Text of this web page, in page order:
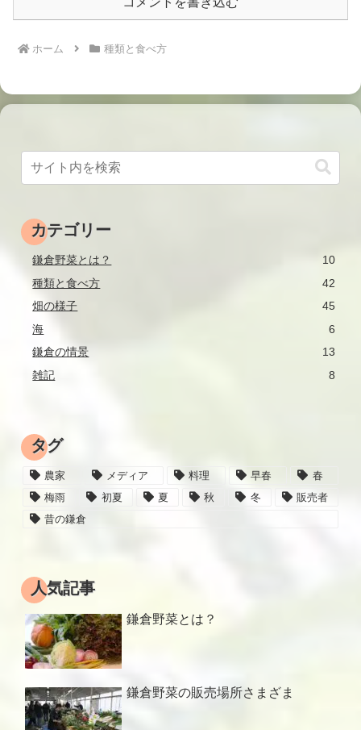
ホーム 種類と食べ方
カテゴリー
鎌倉野菜とは？
10
種類と食べ方
42
畑の様子
45
海
6
鎌倉の情景
13
雑記
8
タグ
料理
冬
初夏 夏 秋 販売者
春
農家
梅雨
早春
メディア
昔の鎌倉
人気記事
鎌倉野菜とは？
鎌倉野菜の販売場所さまざま